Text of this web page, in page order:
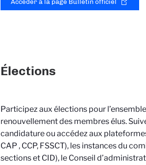
Élections
Participez aux élections pour
renouvellement des membres élus.
candidature ou accédez aux
CAP , CCP, FSSCT), les instances du
sections et CID), le Conseil